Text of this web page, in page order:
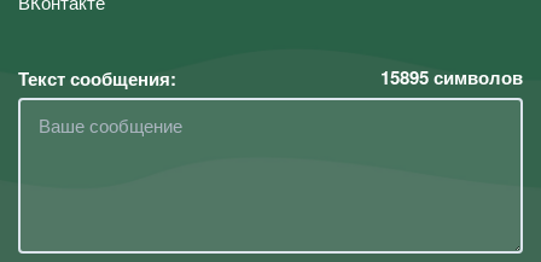
Текст сообщения: 15895символов